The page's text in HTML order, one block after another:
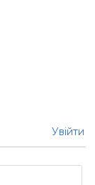
Увійти